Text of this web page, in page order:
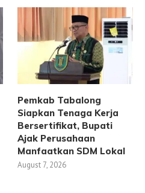
Pemkab Tabalong
Siapkan Tenaga Kerja
Bersertifikat, Bupati
Ajak Perusahaan
Manfaatkan SDM Lokal
August 7, 2026